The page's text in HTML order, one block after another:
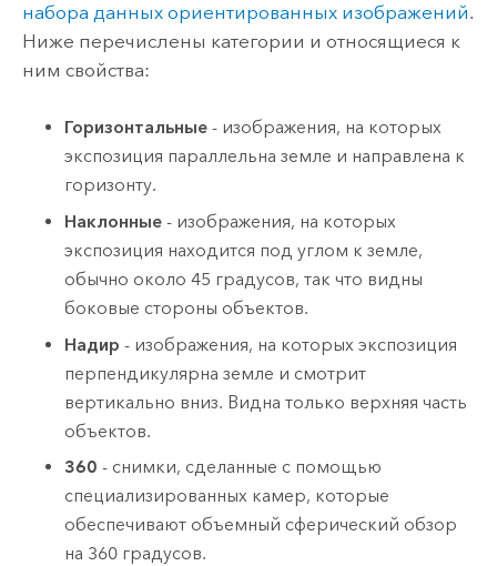
набора данных ориентированных изображений.
Ниже перечислены категории и относящиеся к
ним свойства:
Горизонтальные - изображения, на которых
экспозиция параллельна земле и направлена к
горизонту.
Наклонные - изображения, на которых
экспозиция находится под углом к земле,
обычно около 45 градусов, так что видны
боковые стороны объектов.
Надир - изображения, на которых экспозиция
перпендикулярна земле и смотрит
вертикально вниз. Видна только верхняя часть
объектов.
360 - снимки, сделанные с помощью
специализированных камер, которые
обеспечивают объемный сферический обзор
на 360 градусов.